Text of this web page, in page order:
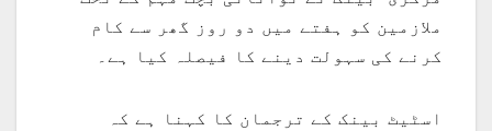
ملازمین کو ہفتے میں دو روز گھر سے کام
کرنے کی سہولت دینے کا فیصلہ کیا ہے۔
اسٹیٹ بینک کے ترجمان کا کہنا ہے کہ